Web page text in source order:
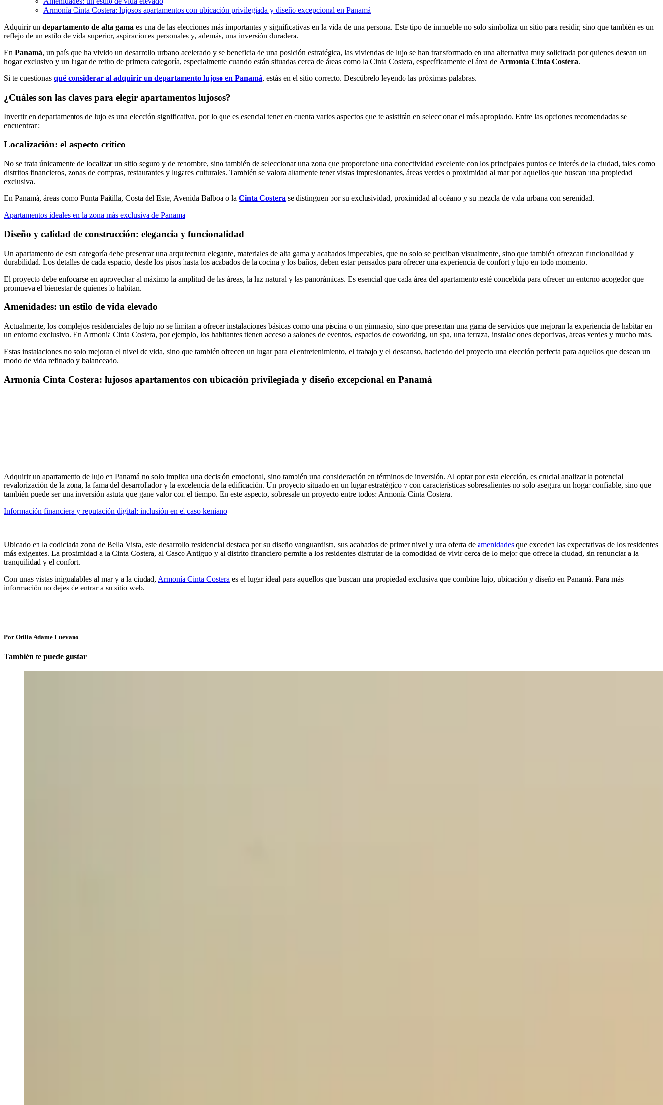
Armonía Cinta Costera: lujosos apartamentos con ubicación privilegiada y diseño excepcional en Panamá
Adquirir un departamento de alta gama es una de las elecciones más importantes y significativas en la vida de una persona. Este tipo de inmueble no solo simboliza un sitio para residir, sino que también es un
reflejo de un estilo de vida superior, aspiraciones personales y, además, una inversión duradera.
En Panamá, un país que ha vivido un desarrollo urbano acelerado y se beneficia de una posición estratégica, las viviendas de lujo se han transformado en una alternativa muy solicitada por quienes desean un
hogar exclusivo y un lugar de retiro de primera categoría, especialmente cuando están situadas cerca de áreas como la Cinta Costera, específicamente el área de Armonía Cinta Costera.
Si te cuestionas qué considerar al adquirir un departamento lujoso en Panamá, estás en el sitio correcto. Descúbrelo leyendo las próximas palabras.
¿Cuáles son las claves para elegir apartamentos lujosos?
Invertir en departamentos de lujo es una elección significativa, por lo que es esencial tener en cuenta varios aspectos que te asistirán en seleccionar el más apropiado. Entre las opciones recomendadas se
encuentran:
Localización: el aspecto crítico
No se trata únicamente de localizar un sitio seguro y de renombre, sino también de seleccionar una zona que proporcione una conectividad excelente con los principales puntos de interés de la ciudad, tales como
distritos financieros, zonas de compras, restaurantes y lugares culturales. También se valora altamente tener vistas impresionantes, áreas verdes o proximidad al mar por aquellos que buscan una propiedad
exclusiva.
En Panamá, áreas como Punta Paitilla, Costa del Este, Avenida Balboa o la Cinta Costera se distinguen por su exclusividad, proximidad al océano y su mezcla de vida urbana con serenidad.
Apartamentos ideales en la zona más exclusiva de Panamá
Diseño y calidad de construcción: elegancia y funcionalidad
Un apartamento de esta categoría debe presentar una arquitectura elegante, materiales de alta gama y acabados impecables, que no solo se perciban visualmente, sino que también ofrezcan funcionalidad y
durabilidad. Los detalles de cada espacio, desde los pisos hasta los acabados de la cocina y los baños, deben estar pensados para ofrecer una experiencia de confort y lujo en todo momento.
El proyecto debe enfocarse en aprovechar al máximo la amplitud de las áreas, la luz natural y las panorámicas. Es esencial que cada área del apartamento esté concebida para ofrecer un entorno acogedor que
promueva el bienestar de quienes lo habitan.
Amenidades: un estilo de vida elevado
Actualmente, los complejos residenciales de lujo no se limitan a ofrecer instalaciones básicas como una piscina o un gimnasio, sino que presentan una gama de servicios que mejoran la experiencia de habitar en
un entorno exclusivo. En Armonía Cinta Costera, por ejemplo, los habitantes tienen acceso a salones de eventos, espacios de coworking, un spa, una terraza, instalaciones deportivas, áreas verdes y mucho más.
Estas instalaciones no solo mejoran el nivel de vida, sino que también ofrecen un lugar para el entretenimiento, el trabajo y el descanso, haciendo del proyecto una elección perfecta para aquellos que desean un
modo de vida refinado y balanceado.
Armonía Cinta Costera: lujosos apartamentos con ubicación privilegiada y diseño excepcional en Panamá
Adquirir un apartamento de lujo en Panamá no solo implica una decisión emocional, sino también una consideración en términos de inversión. Al optar por esta elección, es crucial analizar la potencial
revalorización de la zona, la fama del desarrollador y la excelencia de la edificación. Un proyecto situado en un lugar estratégico y con características sobresalientes no solo asegura un hogar confiable, sino que
también puede ser una inversión astuta que gane valor con el tiempo. En este aspecto, sobresale un proyecto entre todos: Armonía Cinta Costera.
Información financiera y reputación digital: inclusión en el caso keniano
Ubicado en la codiciada zona de Bella Vista, este desarrollo residencial destaca por su diseño vanguardista, sus acabados de primer nivel y una oferta de amenidades que exceden las expectativas de los residentes
más exigentes. La proximidad a la Cinta Costera, al Casco Antiguo y al distrito financiero permite a los residentes disfrutar de la comodidad de vivir cerca de lo mejor que ofrece la ciudad, sin renunciar a la
tranquilidad y el confort.
Con unas vistas inigualables al mar y a la ciudad, Armonía Cinta Costera es el lugar ideal para aquellos que buscan una propiedad exclusiva que combine lujo, ubicación y diseño en Panamá. Para más
información no dejes de entrar a su sitio web.
Por Otilia Adame Luevano
También te puede gustar